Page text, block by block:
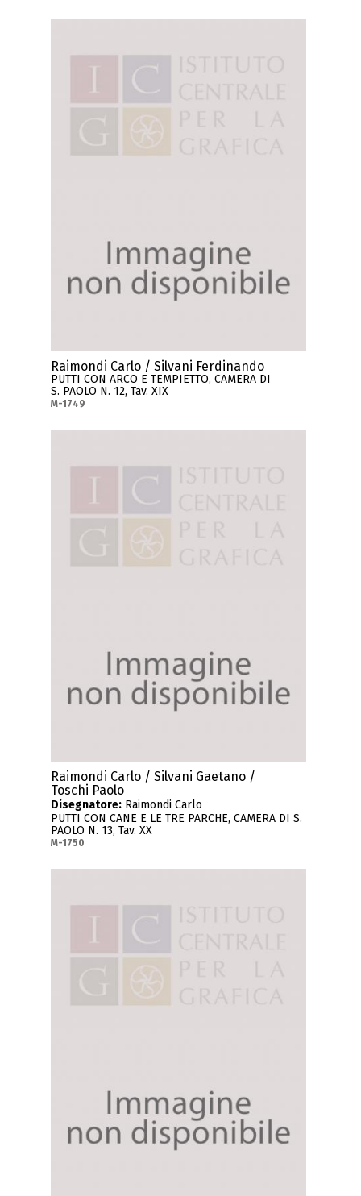
Raimondi Carlo / Silvani Ferdinando
PUTTI CON ARCO E TEMPIETTO, CAMERA DI
S. PAOLO N. 12, Tav. XIX
M-1749
Raimondi Carlo / Silvani Gaetano /
Toschi Paolo
Disegnatore: Raimondi Carlo
PUTTI CON CANE E LE TRE PARCHE, CAMERA DI S.
PAOLO N. 13, Tav. XX
M-1750